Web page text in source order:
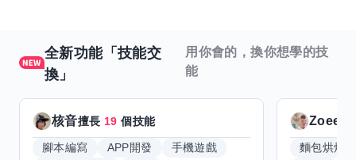
全新功能「技能交
換」
用你會的，換你想學的技
能
核音擅長 19 個技能
腳本編寫 APP開發
手機遊戲
Zoeey
麵包烘焙